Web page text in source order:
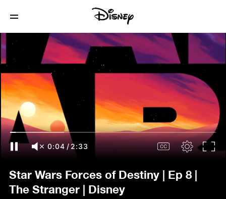
0:05/2:33
Star Wars Forces of Destiny | Ep 8 |
The Stranger | Disney